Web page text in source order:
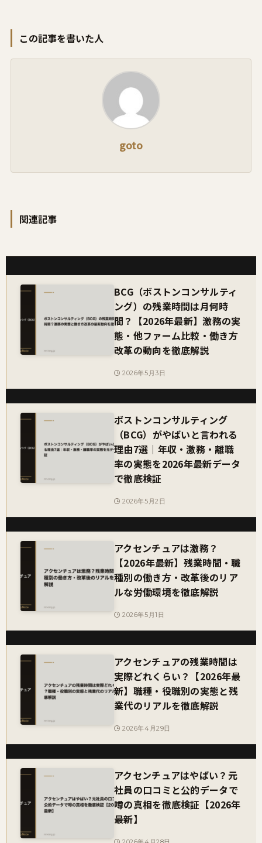
この記事を書いた人
goto
関連記事
BCG（ボストンコンサルティ
ング）の残業時間は月何時
間？【2026年最新】激務の実
態・他ファーム比較・働き方
改革の動向を徹底解説
2026年5月3日
ボストンコンサルティング
（BCG）がやばいと言われる
理由7選｜年収・激務・離職
率の実態を2026年最新データ
で徹底検証
2026年5月2日
アクセンチュアは激務？
【2026年最新】残業時間・職
種別の働き方・改革後のリア
ルな労働環境を徹底解説
2026年5月1日
アクセンチュアの残業時間は
実際どれくらい？【2026年最
新】職種・役職別の実態と残
業代のリアルを徹底解説
2026年4月29日
アクセンチュアはやばい？元
社員の口コミと公的データで
噂の真相を徹底検証【2026年
最新】